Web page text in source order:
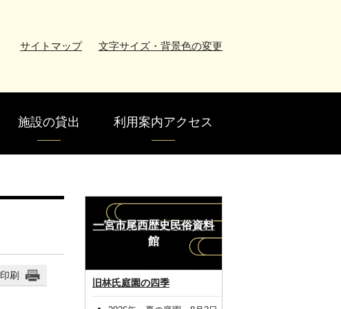
サイトマップ 文字サイズ・背景色の変更
施設の貸出 利用案内アクセス
印刷
一宮市尾西歴史民俗資料
館
旧林氏庭園の四季